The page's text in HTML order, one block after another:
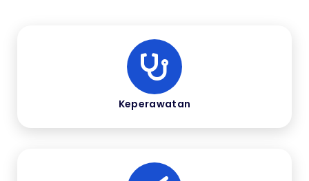
Keperawatan